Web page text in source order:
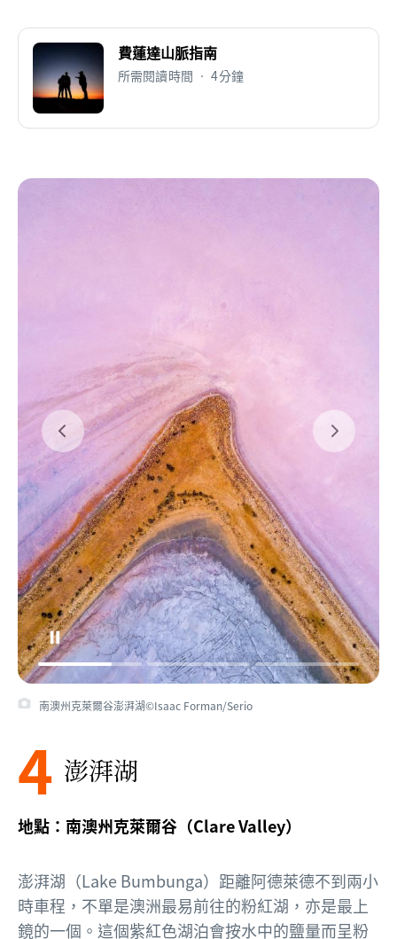
費蓮達山脈指南
所需閱讀時間 • 4分鐘
南澳州克萊爾谷澎湃湖©Isaac Forman/Serio
4 澎湃湖
地點：南澳州克萊爾谷（Clare Valley）
澎湃湖（Lake Bumbunga）距離阿德萊德不到兩小
時車程，不單是澳洲最易前往的粉紅湖，亦是最上
鏡的一個。這個紫紅色湖泊會按水中的鹽量而呈粉